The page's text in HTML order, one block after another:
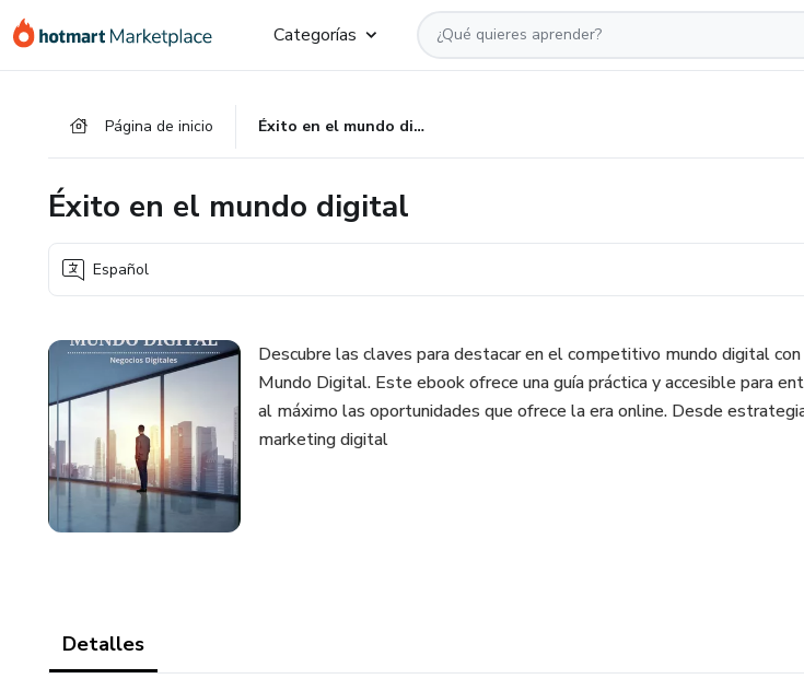
Categorías
Página de inicio Éxito en el mundo digital
Éxito en el mundo digital
Español
Descubre las claves para destacar en el competitivo mundo digital
Mundo Digital. Este ebook ofrece una guía práctica y accesible para
al máximo las oportunidades que ofrece la era online. Desde
marketing digital
Detalles